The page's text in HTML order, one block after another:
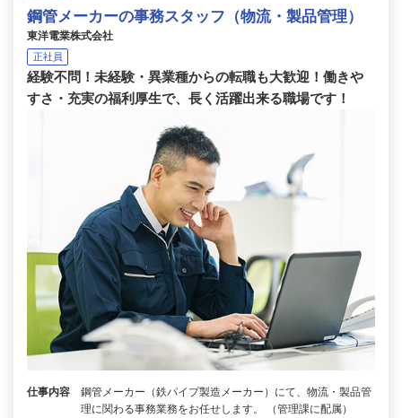
鋼管メーカーの事務スタッフ（物流・製品管理）
東洋電業株式会社
正社員
経験不問！未経験・異業種からの転職も大歓迎！働きや
すさ・充実の福利厚生で、長く活躍出来る職場です！
仕事内容
鋼管メーカー（鉄パイプ製造メーカー）にて、物流・製品管
理に関わる事務業務をお任せします。 （管理課に配属）